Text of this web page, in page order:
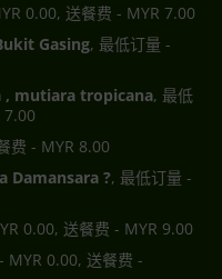
0.00, 送餐费 - MYR 7.00
Gasing, 最低订量 -
, mutiara tropicana, 最低
7.00
费 - MYR 8.00
Damansara ?, 最低订量 -
0.00, 送餐费 - MYR 9.00
MYR 0.00, 送餐费 -